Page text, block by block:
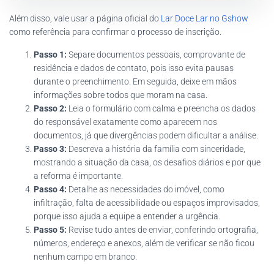
Além disso, vale usar a página oficial do Lar Doce Lar no Gshow
como referência para confirmar o processo de inscrição.
Passo 1: Separe documentos pessoais, comprovante de
residência e dados de contato, pois isso evita pausas
durante o preenchimento. Em seguida, deixe em mãos
informações sobre todos que moram na casa.
Passo 2: Leia o formulário com calma e preencha os dados
do responsável exatamente como aparecem nos
documentos, já que divergências podem dificultar a análise.
Passo 3: Descreva a história da família com sinceridade,
mostrando a situação da casa, os desafios diários e por que
a reforma é importante.
Passo 4: Detalhe as necessidades do imóvel, como
infiltração, falta de acessibilidade ou espaços improvisados,
porque isso ajuda a equipe a entender a urgência.
Passo 5: Revise tudo antes de enviar, conferindo ortografia,
números, endereço e anexos, além de verificar se não ficou
nenhum campo em branco.